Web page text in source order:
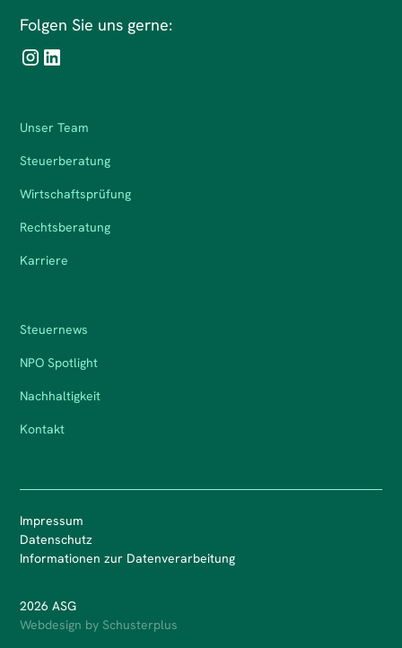
Folgen Sie uns gerne:
Unser Team
Steuerberatung
Wirtschaftsprüfung
Rechtsberatung
Karriere
Steuernews
NPO Spotlight
Nachhaltigkeit
Kontakt
2026 ASG
Webdesign by Schusterplus
Impressum
Datenschutz
Informationen zur Datenverarbeitung